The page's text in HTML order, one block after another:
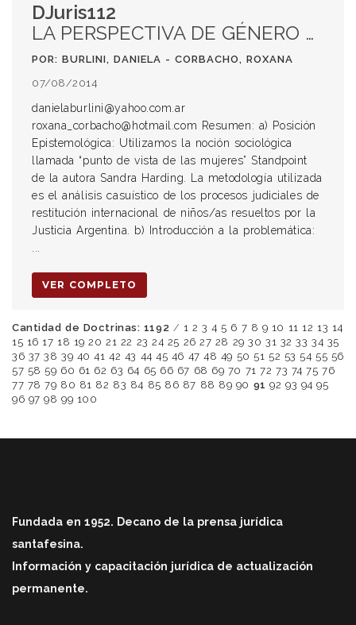
DJuris112
LA PERSPECTIVA DE GÉNERO EN LOS PROCESOS DE RESTITUCIÓN INTERNACIONAL DE NIÑOS Y NIÑAS
POR: BURLINI, DANIELA - CORBACHO, ROXANA
07/08/2014
danielaburlini@yahoo.com.ar
roxana_corbacho@hotmail.com Resumen: a) Posición
Epistemológica: Utilizamos la noción sociológica
llamada “punto de vista de las mujeres” Standpoint
de la autora Sandra Harding. La metodología utilizada
es el análisis casuístico de los procesos judiciales de
restitución internacional de niños/as resueltos por la
Justicia Argentina. b) Introducción a la problemática:
VER COMPLETO
Cantidad de Doctrinas: 1192 / 1 2 3 4 5 6 7 8 9 10 11 12 13 14
15 16 17 18 19 20 21 22 23 24 25 26 27 28 29 30 31 32 33 34 35
36 37 38 39 40 41 42 43 44 45 46 47 48 49 50 51 52 53 54 55 56
57 58 59 60 61 62 63 64 65 66 67 68 69 70 71 72 73 74 75 76
77 78 79 80 81 82 83 84 85 86 87 88 89 90 91 92 93 94 95
96 97 98 99 100
Fundada en 1952. Decano de la prensa jurídica
santafesina.
Información y capacitación jurídica de actualización
permanente.